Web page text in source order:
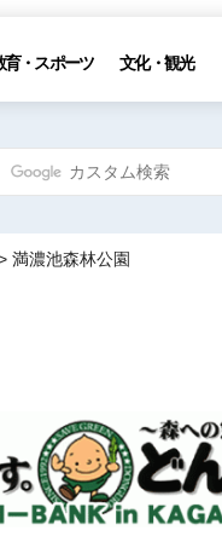
育・スポーツ 文化・観光
満濃池森林公園